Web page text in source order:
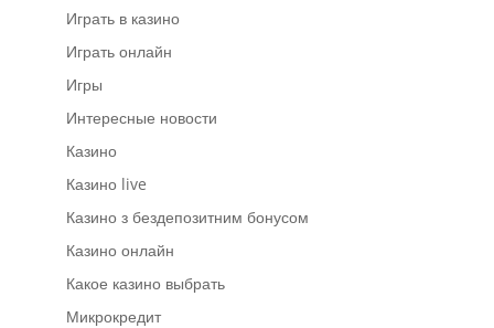
Играть в казино
Играть онлайн
Игры
Интересные новости
Казино
Казино live
Казино з бездепозитним бонусом
Казино онлайн
Какое казино выбрать
Микрокредит